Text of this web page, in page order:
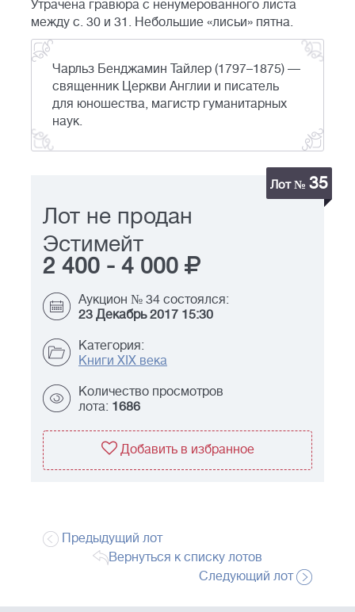
Утрачена гравюра с ненумерованного листа
между с. 30 и 31. Небольшие «лисьи» пятна.
Чарльз Бенджамин Тайлер (1797–1875) —
священник Церкви Англии и писатель
для юношества, магистр гуманитарных
наук.
Лот № 35
Лот не продан
Эстимейт
2 400 - 4 000
Аукцион № 34 состоялся:
23 Декабрь 2017 15:30
Категория:
Книги ХIX века
Количество просмотров
лота: 1686
Добавить в избранное
Предыдущий лот
Вернуться к списку лотов
Следующий лот